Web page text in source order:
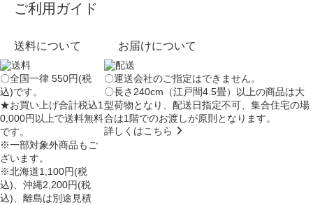
ご利用ガイド
送料について
〇全国一律 550円(税
込)です。
★お買い上げ合計税込1
0,000円以上で送料無料
です。
※一部対象外商品もご
ざいます。
※北海道1,100円(税
込)、沖縄2,200円(税
込)、離島は別途見積
お届けについて
〇運送会社のご指定はできません。
〇長さ240cm（江戸間4.5畳）以上の商品は大
型荷物となり、配送日指定不可、集合住宅の場
合は1階でのお渡しが原則となります。
詳しくはこちら